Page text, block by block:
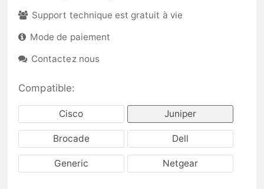
Support technique est gratuit à vie
Mode de paiement
Contactez nous
Compatible:
Cisco Juniper
Brocade Dell
Generic Netgear